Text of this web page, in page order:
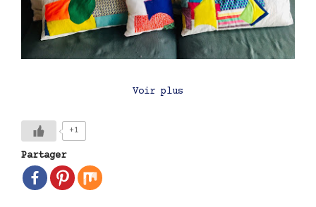
Voir plus
+1
Partager